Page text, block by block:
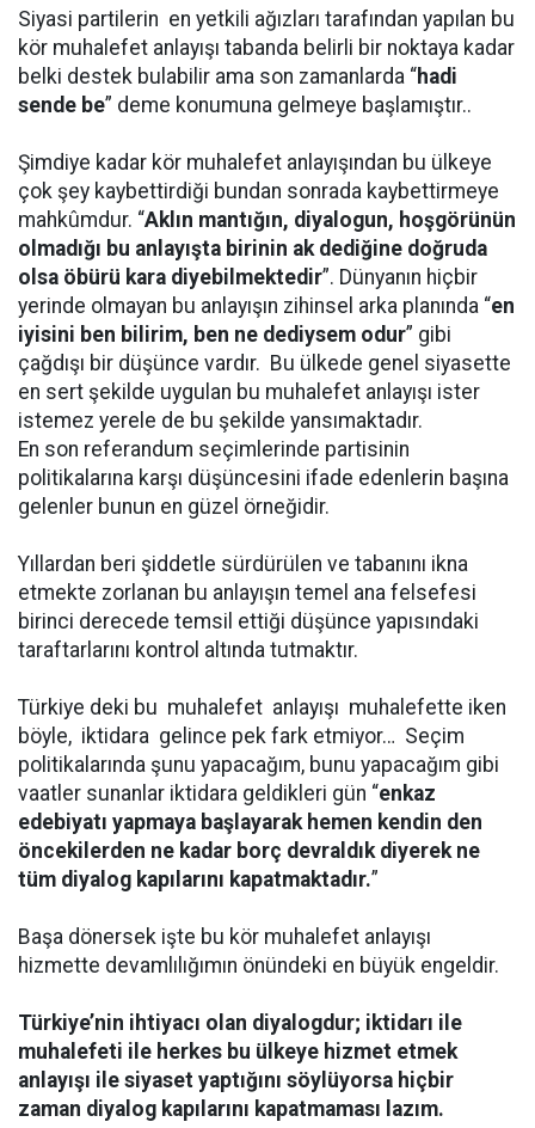
Siyasi partilerin en yetkili ağızları tarafından yapılan bu
kör muhalefet anlayışı tabanda belirli bir noktaya kadar
belki destek bulabilir ama son zamanlarda “hadi
sende be” deme konumuna gelmeye başlamıştır..
Şimdiye kadar kör muhalefet anlayışından bu ülkeye
çok şey kaybettirdiği bundan sonrada kaybettirmeye
mahkûmdur. “Aklın mantığın, diyalogun, hoşgörünün
olmadığı bu anlayışta birinin ak dediğine doğruda
olsa öbürü kara diyebilmektedir”. Dünyanın hiçbir
yerinde olmayan bu anlayışın zihinsel arka planında “en
iyisini ben bilirim, ben ne dediysem odur” gibi
çağdışı bir düşünce vardır. Bu ülkede genel siyasette
en sert şekilde uygulan bu muhalefet anlayışı ister
istemez yerele de bu şekilde yansımaktadır.
En son referandum seçimlerinde partisinin
politikalarına karşı düşüncesini ifade edenlerin başına
gelenler bunun en güzel örneğidir.
Yıllardan beri şiddetle sürdürülen ve tabanını ikna
etmekte zorlanan bu anlayışın temel ana felsefesi
birinci derecede temsil ettiği düşünce yapısındaki
taraftarlarını kontrol altında tutmaktır.
Türkiye deki bu muhalefet anlayışı muhalefette iken
böyle, iktidara gelince pek fark etmiyor… Seçim
politikalarında şunu yapacağım, bunu yapacağım gibi
vaatler sunanlar iktidara geldikleri gün “enkaz
edebiyatı yapmaya başlayarak hemen kendin den
öncekilerden ne kadar borç devraldık diyerek ne
tüm diyalog kapılarını kapatmaktadır.”
Başa dönersek işte bu kör muhalefet anlayışı
hizmette devamlılığımın önündeki en büyük engeldir.
Türkiye’nin ihtiyacı olan diyalogdur; iktidarı ile
muhalefeti ile herkes bu ülkeye hizmet etmek
anlayışı ile siyaset yaptığını söylüyorsa hiçbir
zaman diyalog kapılarını kapatmaması lazım.